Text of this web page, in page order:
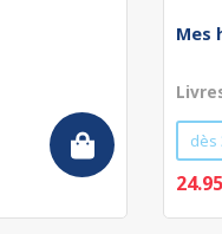
Mes
dès